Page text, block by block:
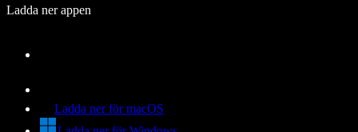
Ladda ner appen
Ladda ner för macOS